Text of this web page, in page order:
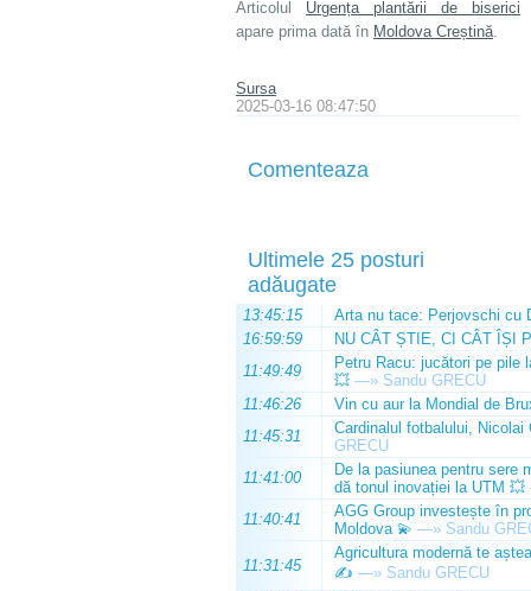
Articolul Urgența plantării de biserici
apare prima dată în Moldova Creștină.
Sursa
2025-03-16 08:47:50
Comenteaza
Ultimele 25 posturi
adăugate
13:45:15
Arta nu tace: Perjovschi cu
16:59:59
NU CÂT ȘTIE, CI CÂT ÎȘI
11:49:49
Petru Racu: jucători pe pile
💥 —» Sandu GRECU
11:46:26
Vin cu aur la Mondial de
11:45:31
Cardinalul fotbalului,
GRECU
11:41:00
De la pasiunea pentru sere
dă tonul inovației la UTM 💥
11:40:41
AGG Group investește în
Moldova 💫 —» Sandu
11:31:45
Agricultura modernă te
✍️ —» Sandu GRECU